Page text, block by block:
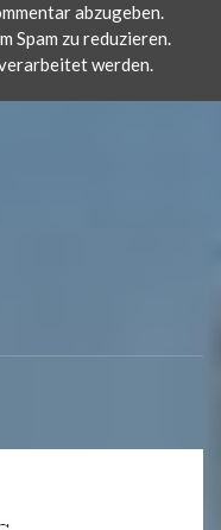
abzugeben.
Spam zu reduzieren.
werden.